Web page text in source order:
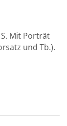
S. Mit Porträt
und Tb.).